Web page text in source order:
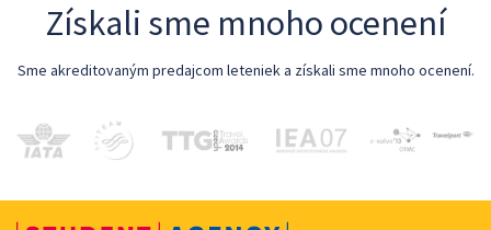
Získali sme mnoho ocenení
Sme akreditovaným predajcom leteniek a získali sme mnoho ocenení.